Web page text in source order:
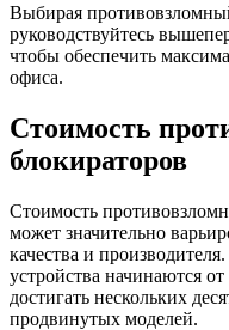
Выбирая
руководствуйтесь
чтобы обеспечить
офиса.
Стоимость
блокираторов
Стоимость
может значительно
качества и
устройства начинаются
достигать нескольких
продвинутых моделей.